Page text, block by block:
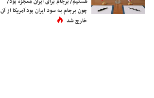
چون برجام به سود ایران بود آمریکا از آن
خارج شد